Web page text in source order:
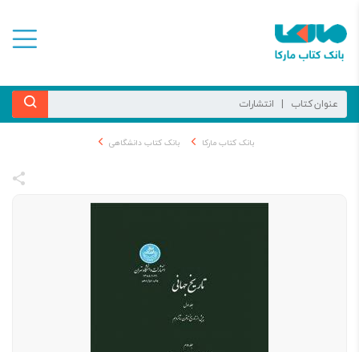
بانک کتاب مارکا بانک کتاب دانشگاهی